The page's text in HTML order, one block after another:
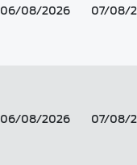
06/08/2026 07/08/
06/08/2026 07/08/